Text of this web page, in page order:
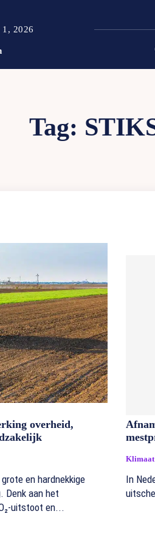
1, 2026
Tag:
overheid,
en hardnekkige
Denk aan het
uitstoot en...
Klimaat
In